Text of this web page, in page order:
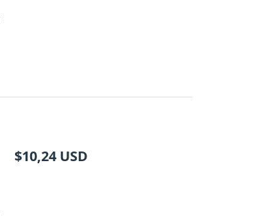
$10,24 USD